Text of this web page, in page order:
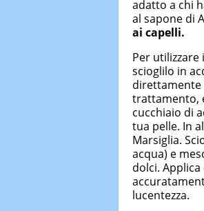
adatto a chi
al sapone di
ai capelli.
Per
scioglilo in
direttamente
trattamento,
cucchiaio di
tua pelle. In
Marsiglia.
acqua) e
dolci.
lucentezza.